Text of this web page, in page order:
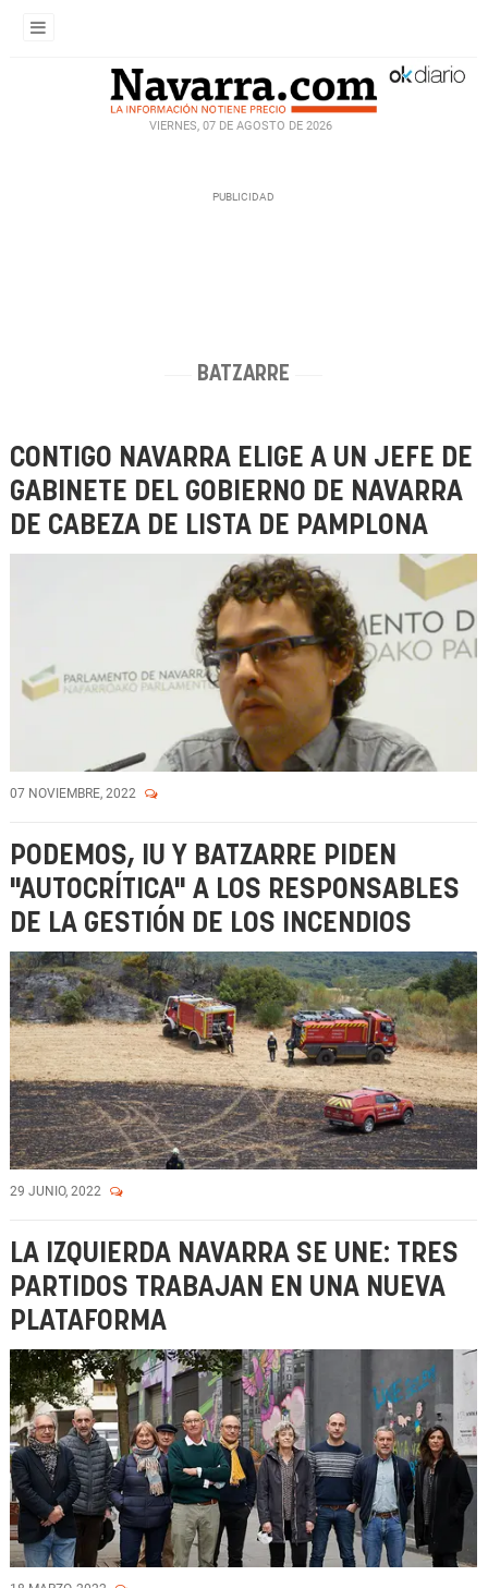
VIERNES, 07 DE AGOSTO DE 2026
BATZARRE
CONTIGO NAVARRA ELIGE A UN JEFE DE
GABINETE DEL GOBIERNO DE NAVARRA
DE CABEZA DE LISTA DE PAMPLONA
07 NOVIEMBRE, 2022
PODEMOS, IU Y BATZARRE PIDEN
"AUTOCRÍTICA" A LOS RESPONSABLES
DE LA GESTIÓN DE LOS INCENDIOS
29 JUNIO, 2022
LA IZQUIERDA NAVARRA SE UNE: TRES
PARTIDOS TRABAJAN EN UNA NUEVA
PLATAFORMA